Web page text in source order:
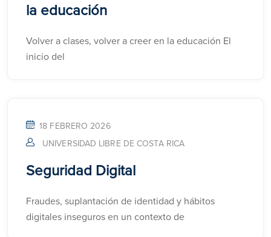
la educación
Volver a clases, volver a creer en la educación El
inicio del
18 FEBRERO 2026
UNIVERSIDAD LIBRE DE COSTA RICA
​​Seguridad Digital​
Fraudes, suplantación de identidad y hábitos
digitales inseguros en un contexto de